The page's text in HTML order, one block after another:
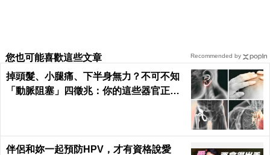
您也可能喜歡這些文章
掉頭髮、小腿痛、下半身無力？不可不知
「動脈阻塞」四徵兆：你的這些器官正在
伴侶和妳一起預防HPV，才有資格說愛
Recommended by